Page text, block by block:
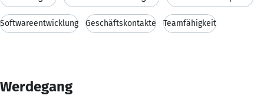
Softwareentwicklung Geschäftskontakte Teamfähigkeit
Werdegang